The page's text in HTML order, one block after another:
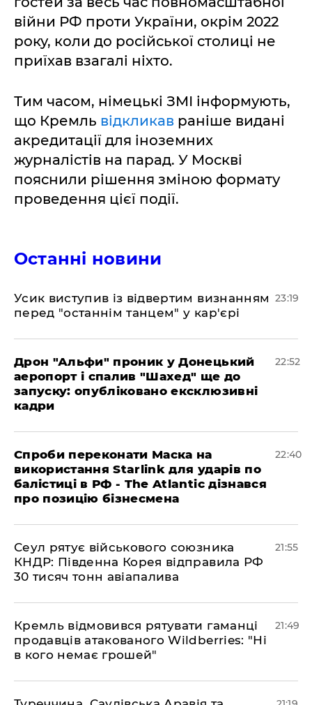
війни РФ проти України, окрім 2022
року, коли до російської столиці не
приїхав взагалі ніхто.
Тим часом, німецькі ЗМІ інформують,
що Кремль відкликав раніше видані
акредитації для іноземних
журналістів на парад. У Москві
пояснили рішення зміною формату
проведення цієї події.
Останні новини
​Усик виступив із відвертим визнанням
перед "останнім танцем" у кар'єрі
23:19
​Дрон "Альфи" проник у Донецький
аеропорт і спалив "Шахед" ще до
запуску: опубліковано ексклюзивні
кадри
22:52
​Спроби переконати Маска на
використання Starlink для ударів по
балістиці в РФ - The Atlantic дізнався
про позицію бізнесмена
22:40
​Сеул рятує військового союзника
КНДР: Південна Корея відправила РФ
30 тисяч тонн авіапалива
21:55
​Кремль відмовився рятувати гаманці
продавців атакованого Wildberries: "Ні
в кого немає грошей"
21:49